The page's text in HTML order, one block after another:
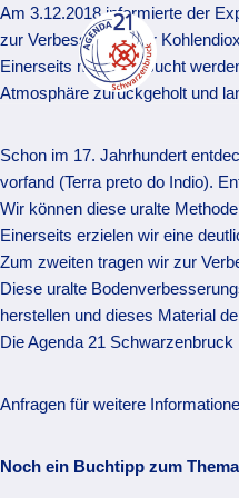
Zum
Inhalt
springen
Am 3.12.2018 informierte der
zur Verbesserung der
Einerseits muss versucht
Atmosphäre zurückgeholt und
Schon im 17. Jahrhundert
vorfand (Terra preto do Indio).
Wir können diese uralte
Einerseits erzielen wir eine
Zum zweiten tragen wir zur
Diese uralte
herstellen und dieses Material
Die Agenda 21
Anfragen für weitere
Noch ein Buchtipp zum